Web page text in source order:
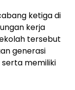
ketiga di
kerja
tersebut
generasi
memiliki